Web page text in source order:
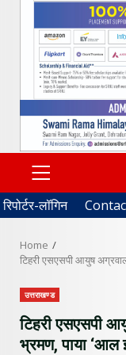
PRIMARY
MENU
रिपोर्टर-लॉगिन
Home
टिहरी एसएसपी आयुष
उत्तराखण्ड
टिहरी एसएसपी
भ्रमण, पाया ‘आल